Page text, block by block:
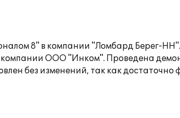
8" в компании "Ломбард Берег-
компании ООО "Инком". Проведена
без изменений, так как достаточно